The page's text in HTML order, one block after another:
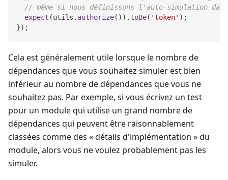
// même si nous définissons l'auto-simulation
expect (utils . authorize( ) ) . toBe( 'token' ) ;
}) ;
Cela est généralement utile lorsque le nombre de
dépendances que vous souhaitez simuler est bien
inférieur au nombre de dépendances que vous ne
souhaitez pas. Par exemple, si vous écrivez un test
pour un module qui utilise un grand nombre de
dépendances qui peuvent être raisonnablement
classées comme des « détails d'implémentation » du
module, alors vous ne voulez probablement pas les
simuler.